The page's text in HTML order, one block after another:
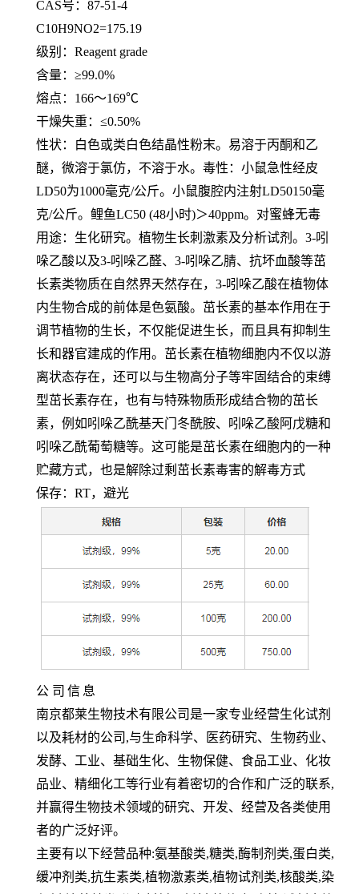
CAS号：87-51-4
C10H9NO2=175.19
级别： Reagent grade
含量： ≥99.0%
熔点： 166～169℃
干燥失重： ≤0.50%
性状：白色或类白色结晶性粉末。易溶于丙酮和乙
醚，微溶于氯仿，不溶于水。毒性：小鼠急性经皮
LD50为1000毫克/公斤。小鼠腹腔内注射LD50150毫
克/公斤。鲤鱼LC50 (48小时)＞40ppm。对蜜蜂无毒
用途：生化研究。植物生长刺激素及分析试剂。 3-吲
哚乙酸以及3-吲哚乙醛、3-吲哚乙腈、抗坏血酸等茁
长素类物质在自然界天然存在，3-吲哚乙酸在植物体
内生物合成的前体是色氨酸。茁长素的基本作用在于
调节植物的生长，不仅能促进生长，而且具有抑制生
长和器官建成的作用。茁长素在植物细胞内不仅以游
离状态存在，还可以与生物高分子等牢固结合的束缚
型茁长素存在，也有与特殊物质形成结合物的茁长
素，例如吲哚乙酰基天门冬酰胺、吲哚乙酸阿戊糖和
吲哚乙酰葡萄糖等。这可能是茁长素在细胞内的一种
贮藏方式，也是解除过剩茁长素毒害的解毒方式
保存： RT，避光
公 司 信 息
南京都莱生物技术有限公司是一家专业经营生化试剂
以及耗材的公司,与生命科学、医药研究、生物药业、
发酵、工业、基础生化、生物保健、食品工业、化妆
品业、精细化工等行业有着密切的合作和广泛的联系,
并赢得生物技术领域的研究、开发、经营及各类使用
者的广泛好评。
主要有以下经营品种:氨基酸类,糖类,酶制剂类,蛋白类,
缓冲剂类,抗生素类,植物激素类,植物试剂类,核酸类,染